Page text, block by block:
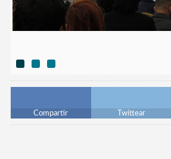
Compartir Twittear